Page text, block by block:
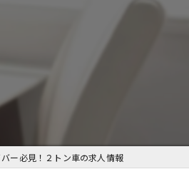
ー必見！２トン車の求人情報